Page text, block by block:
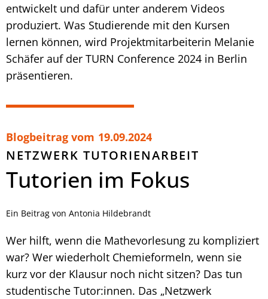
entwickelt und dafür unter anderem Videos
produziert. Was Studierende mit den Kursen
lernen können, wird Projektmitarbeiterin Melanie
Schäfer auf der TURN Conference 2024 in Berlin
präsentieren.
Blogbeitrag vom 19.09.2024
NETZWERK TUTORIENARBEIT
Tutorien im Fokus
Ein Beitrag von Antonia Hildebrandt
Wer hilft, wenn die Mathevorlesung zu kompliziert
war? Wer wiederholt Chemieformeln, wenn sie
kurz vor der Klausur noch nicht sitzen? Das tun
studentische Tutor:innen. Das „Netzwerk